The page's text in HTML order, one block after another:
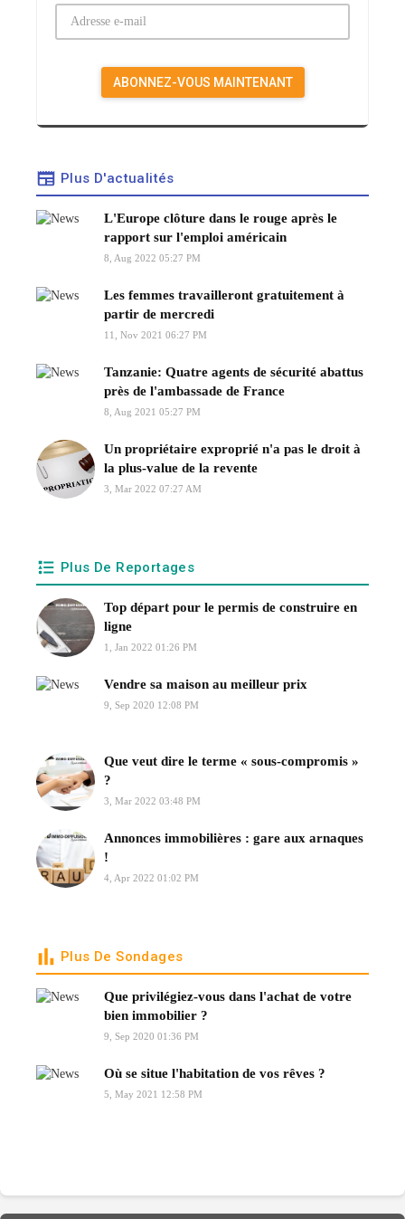
Plus D'actualités
L'Europe clôture dans le rouge après le
rapport sur l'emploi américain
8, Aug 2022 05:27 PM
Les femmes travailleront gratuitement à
partir de mercredi
11, Nov 2021 06:27 PM
Tanzanie: Quatre agents de sécurité abattus
près de l'ambassade de France
8, Aug 2021 05:27 PM
Un propriétaire exproprié n'a pas le droit à
la plus-value de la revente
3, Mar 2022 07:27 AM
Plus De Reportages
Top départ pour le permis de construire en
ligne
1, Jan 2022 01:26 PM
Vendre sa maison au meilleur prix
9, Sep 2020 12:08 PM
Que veut dire le terme « sous-compromis »
?
3, Mar 2022 03:48 PM
Annonces immobilières : gare aux arnaques
!
4, Apr 2022 01:02 PM
Plus De Sondages
Que privilégiez-vous dans l'achat de votre
bien immobilier ?
9, Sep 2020 01:36 PM
Où se situe l'habitation de vos rêves ?
5, May 2021 12:58 PM